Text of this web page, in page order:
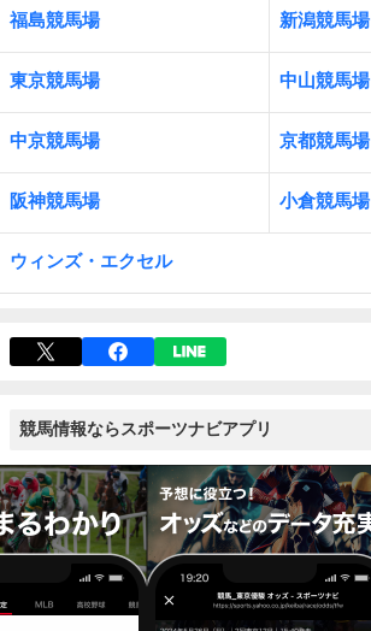
福島競馬場 新潟競馬場
東京競馬場 中山競馬場
中京競馬場 京都競馬場
阪神競馬場 小倉競馬場
ウィンズ・エクセル
競馬情報ならスポーツナビアプリ